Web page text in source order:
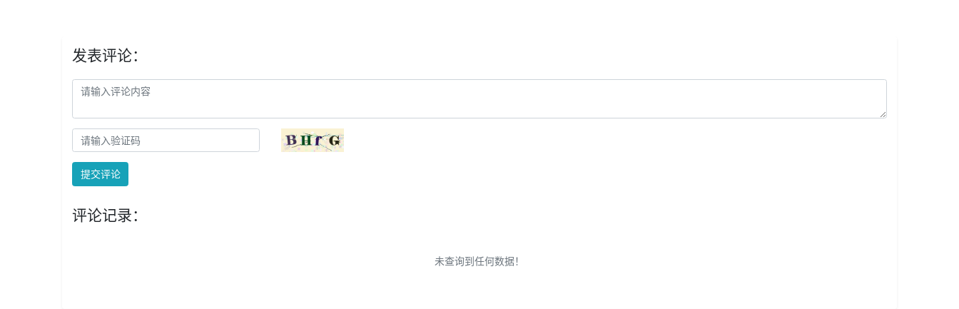
发表评论：
提交评论
评论记录：
未查询到任何数据！